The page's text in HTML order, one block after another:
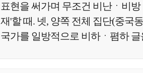
표현을 써가며 무조건 비난ㆍ비
재'할 때. 넷, 양쪽 전체 집단(중국
국가를 일방적으로 비하ㆍ폄하 글